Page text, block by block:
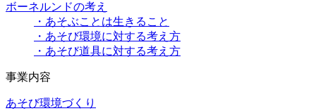
ボーネルンドの考え
・あそぶことは生きること
・あそび環境に対する考え方
・あそび道具に対する考え方
事業内容
あそび環境づくり